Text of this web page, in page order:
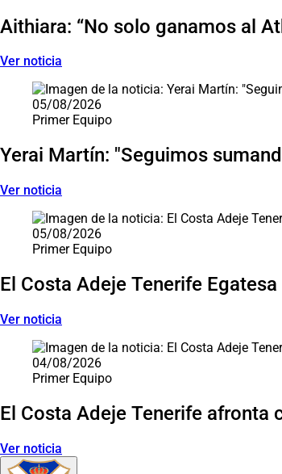
Aithiara: “No solo ganamos al
Ver noticia
05/08/2026
Primer Equipo
Yerai Martín: "Seguimos
Ver noticia
05/08/2026
Primer Equipo
El Costa Adeje Tenerife
Ver noticia
04/08/2026
Primer Equipo
El Costa Adeje Tenerife afronta
Ver noticia